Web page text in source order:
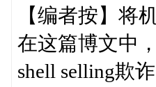
【编者按】将
在这篇博文中
shell selling欺